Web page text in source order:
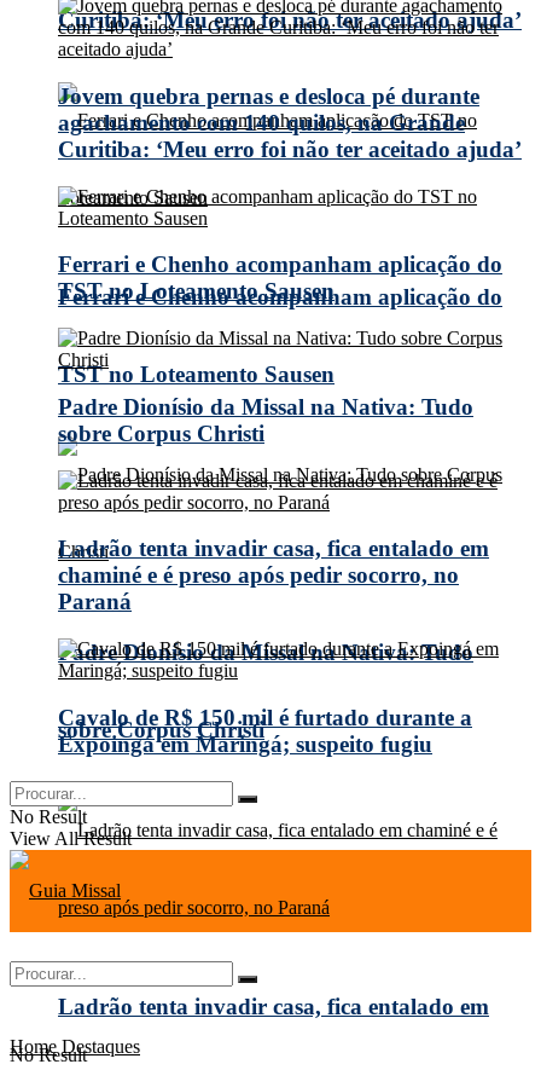
Curitiba: ‘Meu erro foi não ter aceitado ajuda’
Ferrari e Chenho acompanham aplicação do
TST no Loteamento Sausen
Padre Dionísio da Missal na Nativa: Tudo
sobre Corpus Christi
Ladrão tenta invadir casa, fica entalado em
Jovem quebra pernas e desloca pé durante
agachamento com 140 quilos, na Grande
Curitiba: ‘Meu erro foi não ter aceitado ajuda’
Ferrari e Chenho acompanham aplicação do
TST no Loteamento Sausen
Padre Dionísio da Missal na Nativa: Tudo
sobre Corpus Christi
Ladrão tenta invadir casa, fica entalado em
chaminé e é preso após pedir socorro, no
Paraná
Cavalo de R$ 150 mil é furtado durante a
Expoingá em Maringá; suspeito fugiu
No Result
View All Result
No Result
Home Destaques